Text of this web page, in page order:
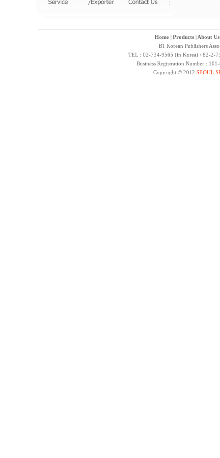
Home Products About Us
B1 Korean Publishers
TEL : 02-734-9565 (in Korea) / 82-2-
Business Registration Number :
Copyright © 2012SEOUL